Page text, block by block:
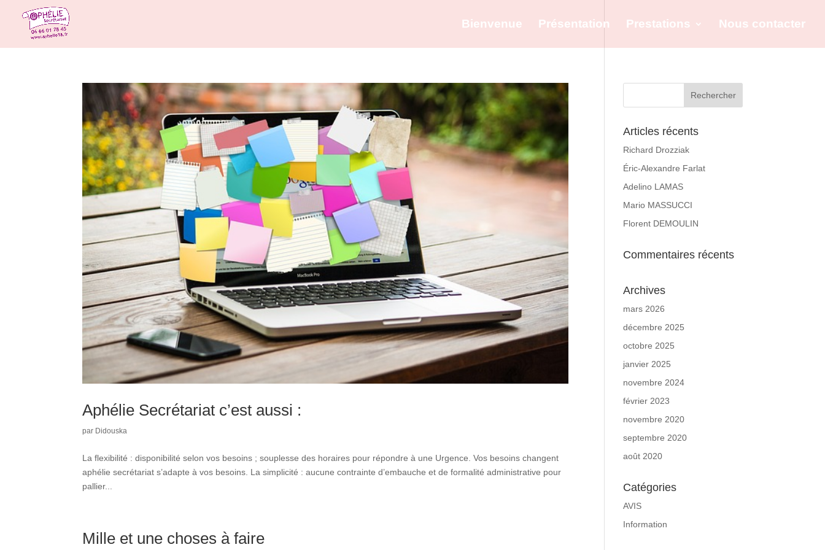
Bienvenue Présentation Prestations Nous contacter
Aphélie Secrétariat c’est aussi :
par Didouska
La flexibilité : disponibilité selon vos besoins ; souplesse des horaires pour répondre à une Urgence. Vos besoins changent
aphélie secrétariat s’adapte à vos besoins. La simplicité : aucune contrainte d’embauche et de formalité administrative pour
pallier...
Mille et une choses à faire
Articles récents
Richard Drozziak
Éric-Alexandre Farlat
Adelino LAMAS
Mario MASSUCCI
Florent DEMOULIN
Commentaires récents
Archives
mars 2026
décembre 2025
octobre 2025
janvier 2025
novembre 2024
février 2023
novembre 2020
septembre 2020
août 2020
Catégories
AVIS
Information